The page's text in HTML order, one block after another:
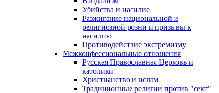
Убийства и насилие
Разжигание национальной и
религиозной розни и призывы к
насилию
Противодействие экстремизму
Межконфессиональные отношения
Русская Православная Церковь и
католики
Христианство и ислам
Традиционные религии против "сект"